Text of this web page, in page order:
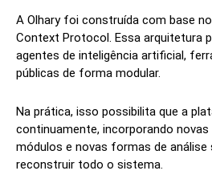
A Olhary foi construída com base
Context Protocol. Essa arquitetura
agentes de inteligência artificial,
públicas de forma modular.
Na prática, isso possibilita que a
continuamente, incorporando
módulos e novas formas de análise
reconstruir todo o sistema.